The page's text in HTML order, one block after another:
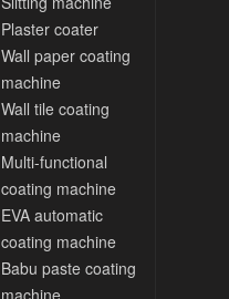
Plaster coater
Wall paper coating
machine
Wall tile coating
machine
Multi-functional
coating machine
EVA automatic
coating machine
Babu paste coating
machine